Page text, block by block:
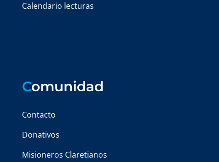
Calendario lecturas
Comunidad
Contacto
Donativos
Misioneros Claretianos